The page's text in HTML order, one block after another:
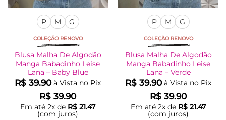
P M G
COLEÇÃO RENOVO
Blusa Malha De Algodão
Manga Babadinho Leise
Lana – Baby Blue
R$ 39.90 à Vista no Pix
R$ 39.90
Em até 2x de R$ 21.47
(com juros)
P M G
COLEÇÃO RENOVO
Blusa Malha De Algodão
Manga Babadinho Leise
Lana – Verde
R$ 39.90 à Vista no Pix
R$ 39.90
Em até 2x de R$ 21.47
(com juros)